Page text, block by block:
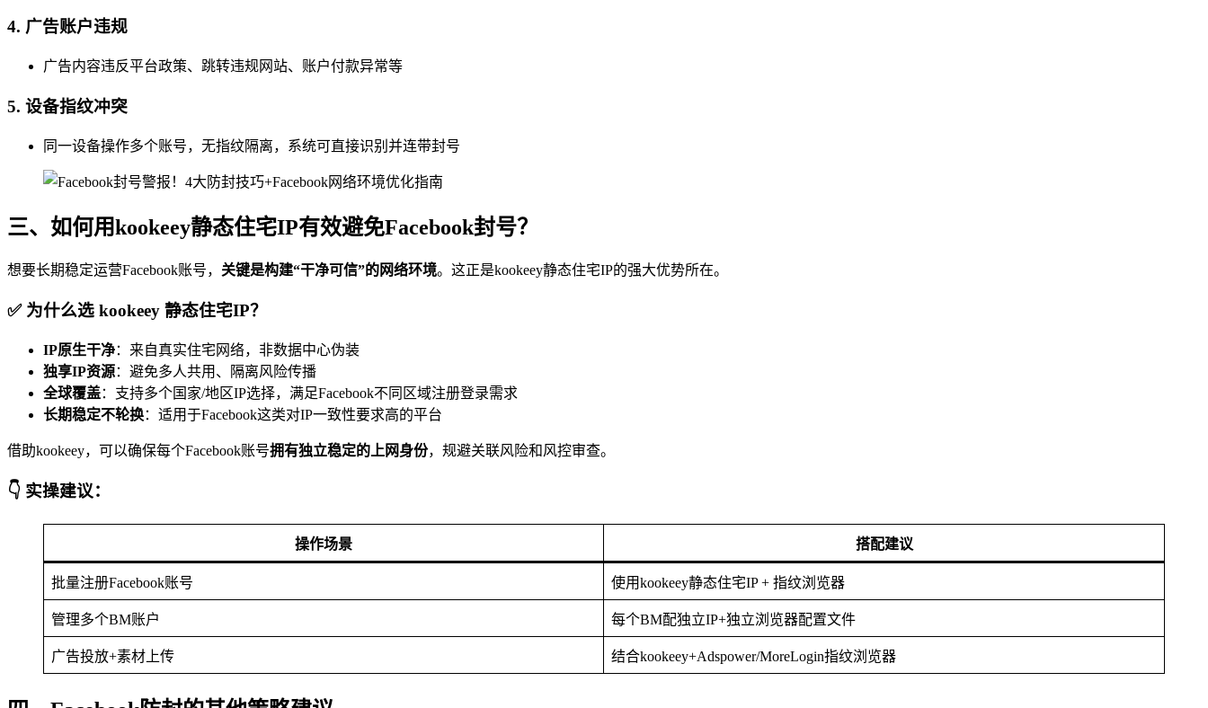
4. 广告账户违规
广告内容违反平台政策、跳转违规网站、账户付款异常等
5. 设备指纹冲突
同一设备操作多个账号，无指纹隔离，系统可直接识别并连带封号
三、如何用kookeey静态住宅IP有效避免Facebook封号？
想要长期稳定运营Facebook账号， 关键是构建“干净可信”的网络环境。这正是kookeey静态住宅IP的强大优势所在。
✅ 为什么选 kookeey 静态住宅IP？
IP原生干净：来自真实住宅网络，非数据中心伪装
独享IP资源：避免多人共用、隔离风险传播
全球覆盖：支持多个国家/地区IP选择，满足Facebook不同区域注册登录需求
长期稳定不轮换：适用于Facebook这类对IP一致性要求高的平台
借助kookeey，可以确保每个Facebook账号拥有独立稳定的上网身份，规避关联风险和风控审查。
👇 实操建议：
操作场景 搭配建议
批量注册Facebook账号 使用kookeey静态住宅IP + 指纹浏览器
管理多个BM账户 每个BM配独立IP+独立浏览器配置文件
广告投放+素材上传 结合kookeey+Adspower/MoreLogin指纹浏览器